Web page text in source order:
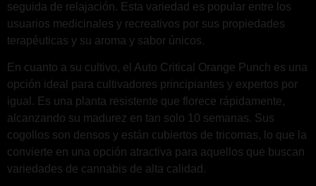
seguida de relajación. Esta variedad es popular entre los
usuarios medicinales y recreativos por sus propiedades
terapéuticas y su aroma y sabor únicos.
En cuanto a su cultivo, el Auto Critical Orange Punch es una
opción ideal para cultivadores principiantes y expertos por
igual. Es una planta resistente que florece rápidamente,
alcanzando su madurez en tan solo 10 semanas. Sus
cogollos son densos y están cubiertos de tricomas, lo que la
convierte en una opción atractiva para aquellos que buscan
variedades de cannabis de alta calidad.